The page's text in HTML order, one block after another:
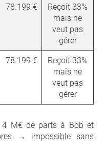
78.199 €
Reçoit 33%
mais ne
veut pas
gérer
78.199 €
Reçoit 33%
mais ne
veut pas
gérer
4 M€ de parts à Bob et
→ impossible sans